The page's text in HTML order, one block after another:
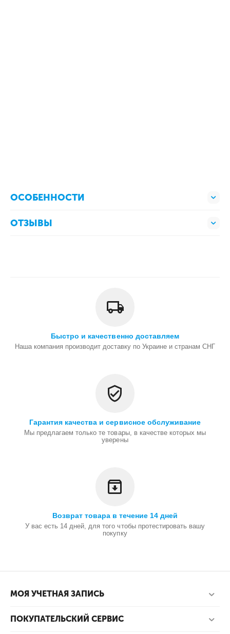
ОСОБЕННОСТИ
ОТЗЫВЫ
Быстро и качественно доставляем
Наша компания производит доставку по Украине и странам СНГ
Гарантия качества и сервисное обслуживание
Мы предлагаем только те товары, в качестве которых мы
уверены
Возврат товара в течение 14 дней
У вас есть 14 дней, для того чтобы протестировать вашу
покупку
МОЯ УЧЕТНАЯ ЗАПИСЬ
ПОКУПАТЕЛЬСКИЙ СЕРВИС